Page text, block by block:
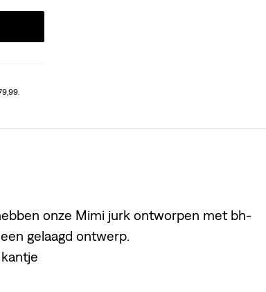
onze Mimi jurk ontworpen met bh-
gelaagd ontwerp.